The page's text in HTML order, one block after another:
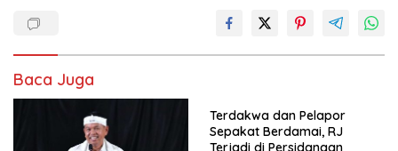
Baca Juga
Terdakwa dan Pelapor
Sepakat Berdamai, RJ
Terjadi di Persidangan